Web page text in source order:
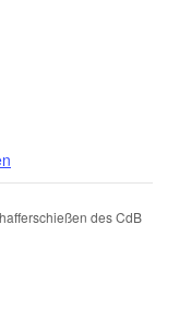
des CdB